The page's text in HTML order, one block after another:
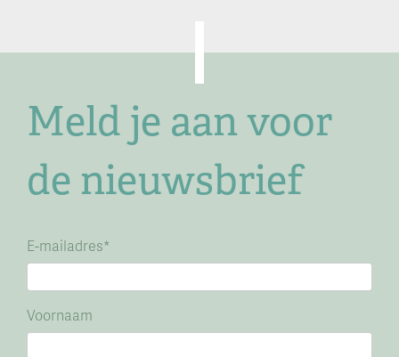
Meld je aan voor
de nieuwsbrief
E-mailadres*
Voornaam